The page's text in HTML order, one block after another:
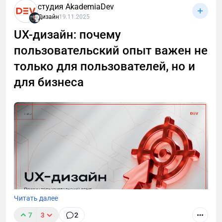
На примере разработки модуля для «Нетологии»
показываем весь процесс: от структуры и
сценариев до съёмок и запуска. Разбираем, какие
роли участвуют и почему создание обучения — это
студия AkademiaDev
Дизайн19.11.2025
UX-дизайн: почему
пользовательский опыт важен не
только для пользователей, но и
для бизнеса
Читать далее
7 3 2